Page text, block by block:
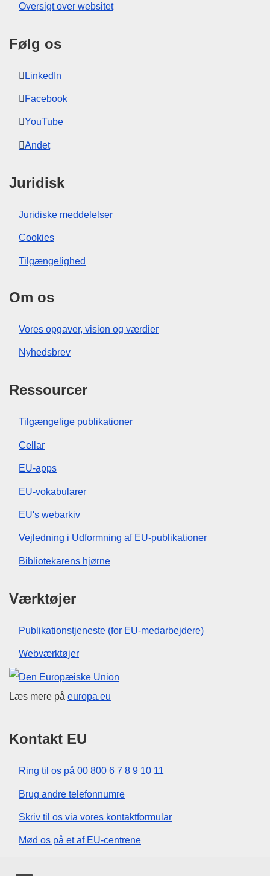
Oversigt over websitet
Følg os
LinkedIn
Facebook
YouTube
Andet
Juridisk
Juridiske meddelelser
Cookies
Tilgængelighed
Om os
Vores opgaver, vision og værdier
Nyhedsbrev
Ressourcer
Tilgængelige publikationer
Cellar
EU-apps
EU-vokabularer
EU's webarkiv
Vejledning i Udformning af EU-publikationer
Bibliotekarens hjørne
Værktøjer
Publikationstjeneste (for EU-medarbejdere)
Webværktøjer
Den Europæiske Union
Læs mere på europa.eu
Kontakt EU
Ring til os på 00 800 6 7 8 9 10 11
Brug andre telefonnumre
Skriv til os via vores kontaktformular
Mød os på et af EU-centrene